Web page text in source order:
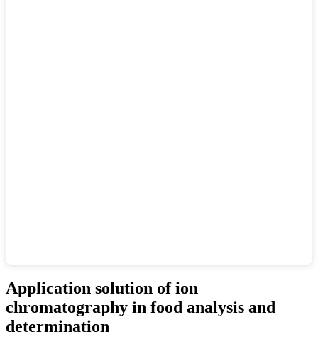
Application solution of ion
chromatography in food analysis and
determination